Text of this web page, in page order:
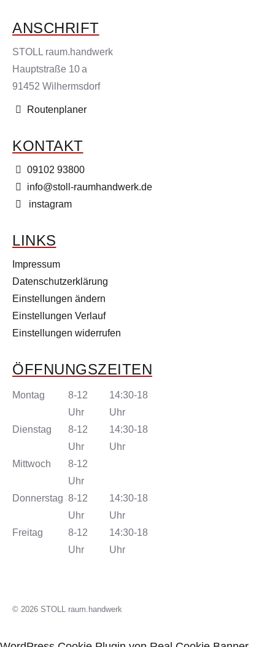
ANSCHRIFT
STOLL raum.handwerk
Hauptstraße 10 a
91452 Wilhermsdorf
Routenplaner
KONTAKT
09102 93800
info@stoll-raumhandwerk.de
instagram
LINKS
Impressum
Datenschutzerklärung
Einstellungen ändern
Einstellungen Verlauf
Einstellungen widerrufen
ÖFFNUNGSZEITEN
Montag
8-12
Uhr
14:30-18
Uhr
Dienstag
8-12
Uhr
14:30-18
Uhr
Mittwoch
8-12
Uhr
Donnerstag 8-12
Uhr
14:30-18
Uhr
Freitag
8-12
Uhr
14:30-18
Uhr
© 2026 STOLL raum.handwerk